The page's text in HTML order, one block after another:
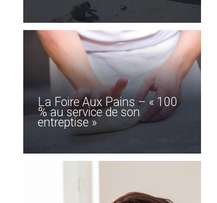
La Foire Aux Pains – « 100
% au service de son
entreptise »